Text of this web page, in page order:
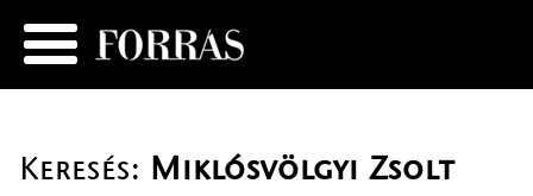
Keresés: Miklósvölgyi Zsolt